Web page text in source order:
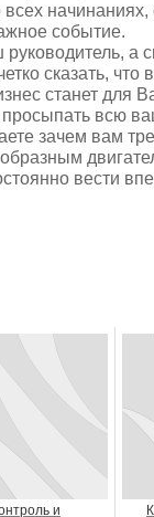
начинаниях,
событие.
а
сказать,
станет для
всю
зачем вам
вести
и